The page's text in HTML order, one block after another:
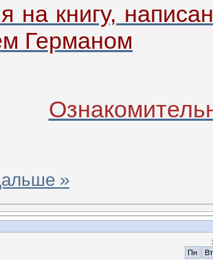
на книгу,
Германом
»
Пн
Вт